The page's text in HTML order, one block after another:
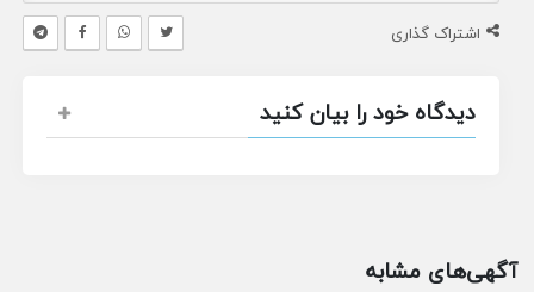
اشتراک گذاری
دیدگاه خود را بیان کنید
آگهی‌های مشابه